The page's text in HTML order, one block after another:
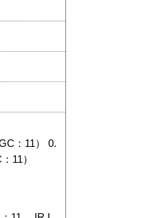
：11） 0.
11）